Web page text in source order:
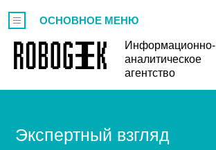
Информационно-
аналитическое
агентство
ОСНОВНОЕ МЕНЮ
Экспертный взгляд